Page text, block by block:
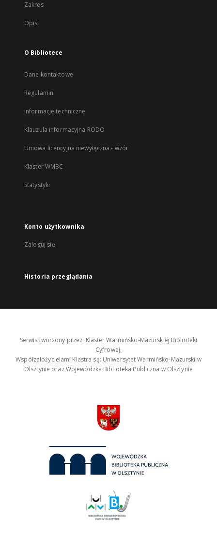
Zakres
Opis
O Bibliotece
Dane kontaktowe
Regulamin
Informacje techniczne
Klauzula informacyjna RODO
Umowa licencyjna niewyłączna - wzór
Klaster WMBC
Statystyki
Konto użytkownika
Zaloguj się
Historia przeglądania
Serwis tworzony przez: Klaster Warmińsko-Mazurskiej Biblioteki
Cyfrowej.
Współzałożycielami Klastra są: Uniwersytet Warmińsko-Mazurski w
Olsztynie oraz Wojewódzka Biblioteka Publiczna w Olsztynie